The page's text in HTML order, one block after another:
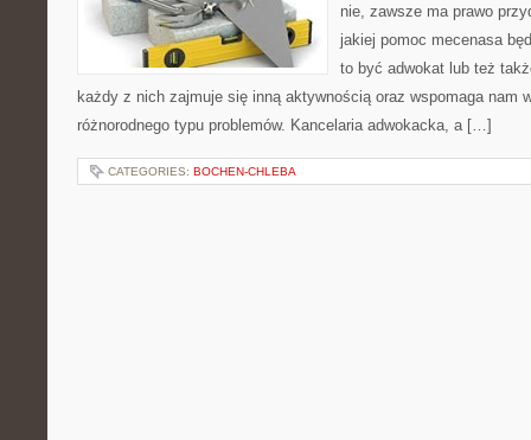
nie, zawsze ma prawo
jakiej pomoc mecenasa
to być adwokat lub też
każdy z nich zajmuje się inną aktywnością oraz wspomaga nam
różnorodnego typu problemów. Kancelaria adwokacka, a […]
CATEGORIES: BOCHEN-CHLEBA